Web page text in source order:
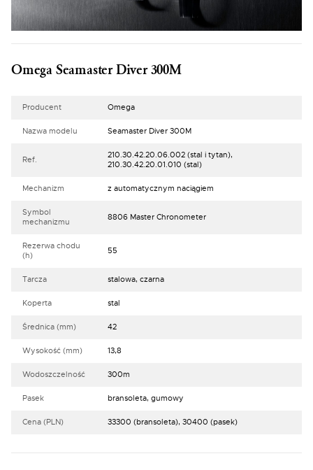
Omega Seamaster Diver 300M
Producent Omega
Nazwa modelu Seamaster Diver 300M
Ref.
210.30.42.20.06.002 (stal i tytan),
210.30.42.20.01.010 (stal)
Mechanizm z automatycznym naciągiem
Symbol
mechanizmu
8806 Master Chronometer
Rezerwa chodu
(h)
55
Tarcza stalowa, czarna
Koperta stal
Średnica (mm) 42
Wysokość (mm) 13,8
Wodoszczelność 300m
Pasek bransoleta, gumowy
Cena (PLN) 33300 (bransoleta), 30400 (pasek)